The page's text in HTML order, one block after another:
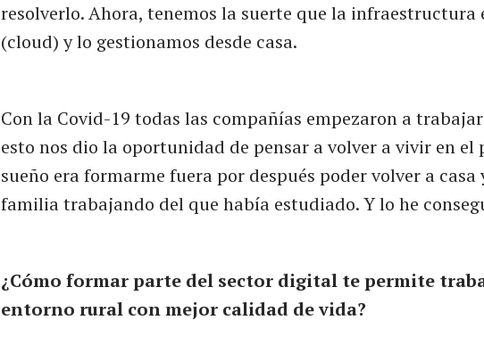
resolverlo. Ahora, tenemos la suerte que la infraestructura
(cloud) y lo gestionamos desde casa.
Con la Covid-19 todas las compañías empezaron a
esto nos dio la oportunidad de pensar a volver a vivir en el
sueño era formarme fuera por después poder volver a casa
familia trabajando del que había estudiado. Y lo he
¿Cómo formar parte del sector digital te permite
entorno rural con mejor calidad de vida?